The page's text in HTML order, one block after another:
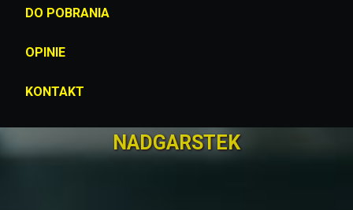
DO POBRANIA
OPINIE
KONTAKT
NADGARSTEK